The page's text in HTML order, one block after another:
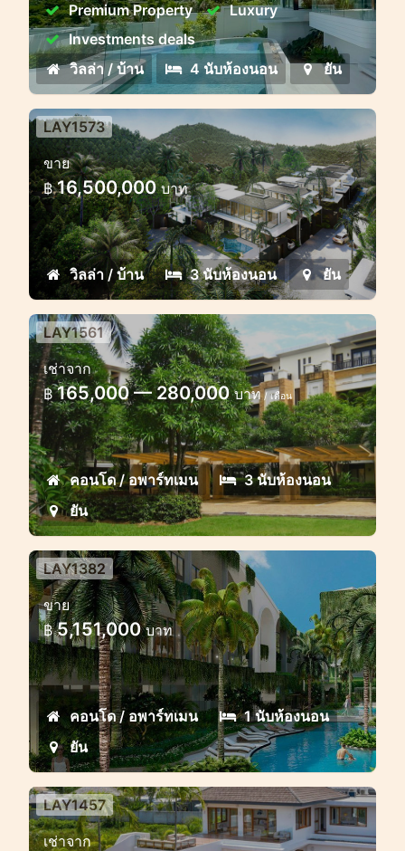
Premium Property
Luxury
Investments deals
วิลล่า / บ้าน
4 นับห้องนอน ยัน
ลายันวิลล่า 3-4 ห้องนอน โครงการ
ใหม่!
โครงการวิลล่าที่สวยงามล้อมรอบด้วยป่า
LAY1573
ขาย
฿ 16,500,000บาท
วิลล่า / บ้าน 3 นับห้องนอน ยัน
อพาร์ทเมนต์ ชมตะวัน 3 ห้องนอน
อพาร์ทเมนท์ขนาดใหญ่ที่ดีเยี่ยมในระยะที่
สามารถเดินไปยังหาดลายันได้
LAY1561
เช่าจาก
฿ 165,000 — 280,000บาท/ เดือน
คอนโด / อพาร์ทเมน
3 นับห้องนอน
ยัน
โครงการลายันนิวอีโคคอนโด
โครงการคอนโดมิเนียมสีเขียวใหม่ในลายัน
LAY1382
ขาย
฿ 5,151,000บาท
คอนโด / อพาร์ทเมน
1 นับห้องนอน
ยัน
วิลล่าหรูวิวทะเลสาบ 5 ห้องนอน
LAY1457
เช่าจาก